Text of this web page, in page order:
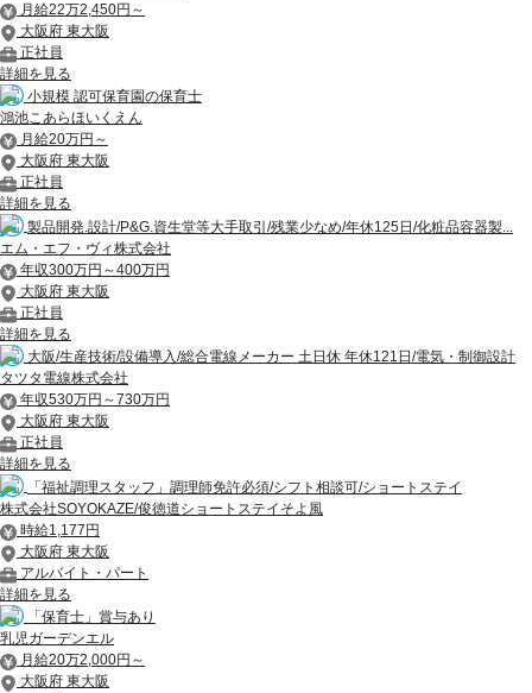
月給22万2,450円～
大阪府 東大阪
正社員
詳細を見る
小規模 認可保育園の保育士
鴻池こあらほいくえん
月給20万円～
大阪府 東大阪
正社員
詳細を見る
製品開発.設計/P&G.資生堂等大手取引/残業少なめ/年休125日/化粧品容器製...
エム・エフ・ヴィ株式会社
年収300万円～400万円
大阪府 東大阪
正社員
詳細を見る
大阪/生産技術/設備導入/総合電線メーカー 土日休 年休121日/電気・制御設計
タツタ電線株式会社
年収530万円～730万円
大阪府 東大阪
正社員
詳細を見る
「福祉調理スタッフ」調理師免許必須/シフト相談可/ショートステイ
株式会社SOYOKAZE/俊徳道ショートステイそよ風
時給1,177円
大阪府 東大阪
アルバイト・パート
詳細を見る
「保育士」賞与あり
乳児ガーデンエル
月給20万2,000円～
大阪府 東大阪